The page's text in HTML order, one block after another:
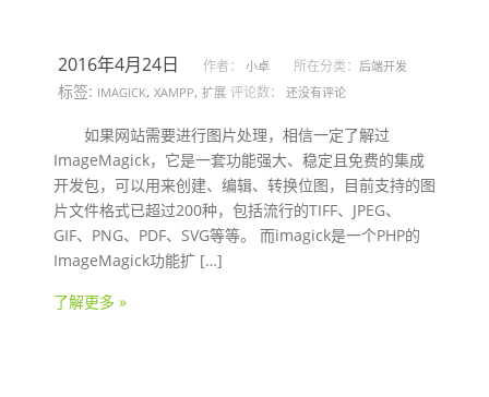
2016年4月24日 作者： 小卓 所在分类： 后端开发
标签: IMAGICK, XAMPP, 扩展 评论数： 还没有评论
如果网站需要进行图片处理，相信一定了解过
ImageMagick，它是一套功能强大、稳定且免费的集成
开发包，可以用来创建、编辑、转换位图，目前支持的图
片文件格式已超过200种，包括流行的TIFF、JPEG、
GIF、PNG、PDF、SVG等等。 而imagick是一个PHP的
ImageMagick功能扩 […]
了解更多 »